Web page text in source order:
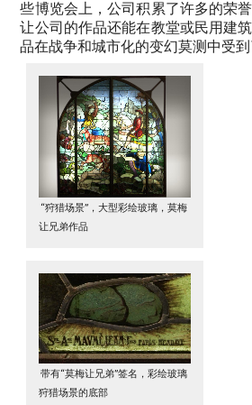
些博览会上，公司积累了许多的荣
让公司的作品还能在教堂或民用建
品在战争和城市化的变幻莫测中受到
“狩猎场景”，大型彩绘玻璃，莫梅
让兄弟作品
带有“莫梅让兄弟”签名，彩绘玻璃
狩猎场景的底部